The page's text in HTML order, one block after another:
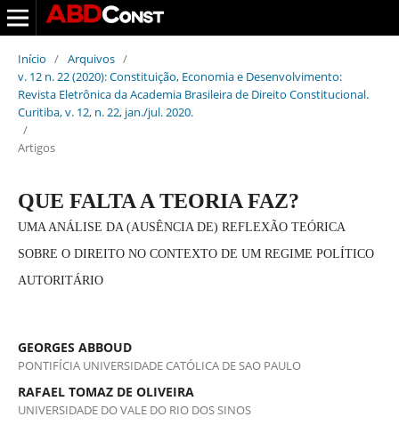
Início / Arquivos /
v. 12 n. 22 (2020): Constituição, Economia e Desenvolvimento:
Revista Eletrônica da Academia Brasileira de Direito Constitucional.
Curitiba, v. 12, n. 22, jan./jul. 2020.
/
Artigos
QUE FALTA A TEORIA FAZ?
UMA ANÁLISE DA (AUSÊNCIA DE) REFLEXÃO TEÓRICA
SOBRE O DIREITO NO CONTEXTO DE UM REGIME POLÍTICO
AUTORITÁRIO
GEORGES ABBOUD
PONTIFÍCIA UNIVERSIDADE CATÓLICA DE SAO PAULO
RAFAEL TOMAZ DE OLIVEIRA
UNIVERSIDADE DO VALE DO RIO DOS SINOS